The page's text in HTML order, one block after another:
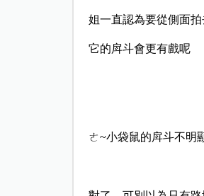
姐一直認為要從側面拍
它的戽斗會更有戲呢
ㄜ~小袋鼠的戽斗不明